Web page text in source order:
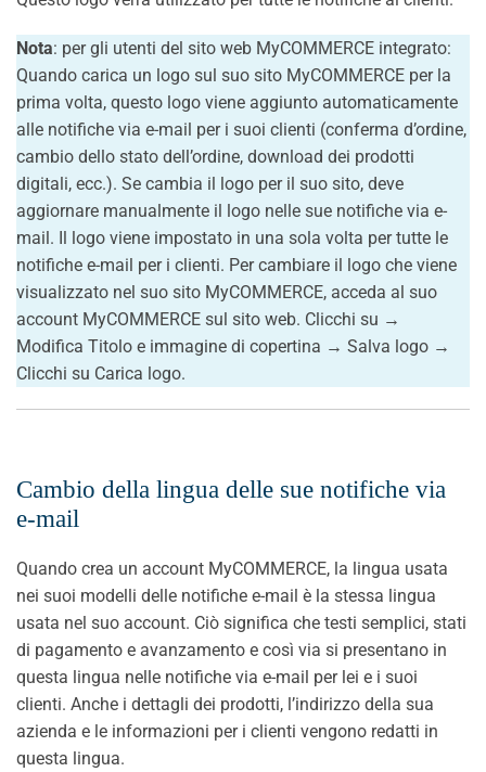
Nota: per gli utenti del sito web MyCOMMERCE integrato:
Quando carica un logo sul suo sito MyCOMMERCE per la
prima volta, questo logo viene aggiunto automaticamente
alle notifiche via e-mail per i suoi clienti (conferma d’ordine,
cambio dello stato dell’ordine, download dei prodotti
digitali, ecc.). Se cambia il logo per il suo sito, deve
aggiornare manualmente il logo nelle sue notifiche via e-
mail. Il logo viene impostato in una sola volta per tutte le
notifiche e-mail per i clienti. Per cambiare il logo che viene
visualizzato nel suo sito MyCOMMERCE, acceda al suo
account MyCOMMERCE sul sito web. Clicchi su →
Modifica Titolo e immagine di copertina → Salva logo →
Clicchi su Carica logo.
Cambio della lingua delle sue notifiche via
e-mail
Quando crea un account MyCOMMERCE, la lingua usata
nei suoi modelli delle notifiche e-mail è la stessa lingua
usata nel suo account. Ciò significa che testi semplici, stati
di pagamento e avanzamento e così via si presentano in
questa lingua nelle notifiche via e-mail per lei e i suoi
clienti. Anche i dettagli dei prodotti, l’indirizzo della sua
azienda e le informazioni per i clienti vengono redatti in
questa lingua.